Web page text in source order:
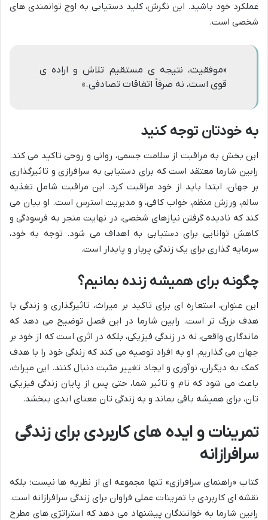
عملکرد خود باشید. این نگرش، کلید دستیابی به اوج توانمندی های
شخصی است.
«موفقیت، نتیجه ی مستقیم تلاش و اراده ی
قوی است، نه صرفاً اتفاقات تصادفی.»
به خودتان توجه کنید
این بخش به مراقبت از سلامت جسمی، روانی و روحی تاکید می کند.
رابین شارما معتقد است که برای دستیابی به سرافرازی و تاثیرگذاری
بر جهان، ابتدا باید از خود مراقبت کرد. این مراقبت شامل تغذیه
سالم، ورزش منظم، خواب کافی، و مدیریت استرس است. او بیان می
کند که نادیده گرفتن نیازهای شخصی، در نهایت منجر به فرسودگی و
کاهش توانایی برای دستیابی به اهداف می شود. توجه به خود،
سرمایه گذاری برای یک زندگی پربار و پایدار است.
چگونه برای همیشه زنده بمانیم؟
این عنوان، استعاره ای برای تاکید بر میراث، تاثیرگذاری و زندگی با
هدف بزرگ تر است. رابین شارما در این فصل توضیح می دهد که
ماندگاری واقعی، نه در زندگی فیزیکی، بلکه در اثری است که از خود بر
جهان می گذاریم. او به افراد توصیه می کند که زندگی خود را با هدف
کمک به دیگران، نوآوری و ایجاد تغییر مثبت دنبال کنند. این میراث،
باعث می شود که نام و تاثیر شما، حتی پس از پایان زندگی فیزیکی
تان، برای همیشه باقی بماند و به زندگی تان معنای ابدی ببخشد.
تمرینات و ایده های کاربردی برای زندگی
سرافرازانه
کتاب «راهنمای سرافرازی» تنها مجموعه ای از نظریه ها نیست؛ بلکه
نقشه ای کاربردی با تمرینات عملی فراوان برای زندگی سرافرازانه است.
رابین شارما به خوانندگان پیشنهاد می دهد که استراتژی های مطرح